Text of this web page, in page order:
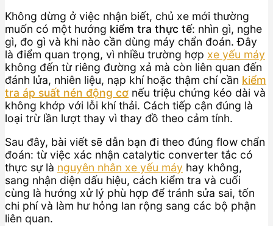
Không dừng ở việc nhận biết, chủ xe mới thường
muốn có một hướng kiểm tra thực tế: nhìn gì, nghe
gì, đo gì và khi nào cần dùng máy chẩn đoán. Đây
là điểm quan trọng, vì nhiều trường hợp xe yếu máy
không đến từ riêng đường xả mà còn liên quan đến
đánh lửa, nhiên liệu, nạp khí hoặc thậm chí cần kiểm
tra áp suất nén động cơ nếu triệu chứng kéo dài và
không khớp với lỗi khí thải. Cách tiếp cận đúng là
loại trừ lần lượt thay vì thay đồ theo cảm tính.
Sau đây, bài viết sẽ dẫn bạn đi theo đúng flow chẩn
đoán: từ việc xác nhận catalytic converter tắc có
thực sự là nguyên nhân xe yếu máy hay không,
sang nhận diện dấu hiệu, cách kiểm tra và cuối
cùng là hướng xử lý phù hợp để tránh sửa sai, tốn
chi phí và làm hư hỏng lan rộng sang các bộ phận
liên quan.